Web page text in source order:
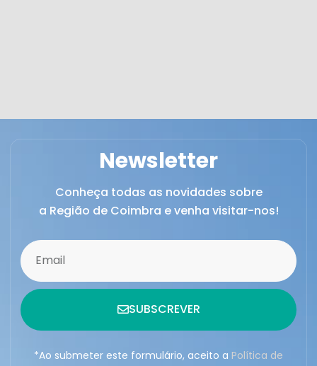
Newsletter
Conheça todas as novidades sobre
a Região de Coimbra e venha visitar-nos!
SUBSCREVER
*Ao submeter este formulário, aceito a Política de